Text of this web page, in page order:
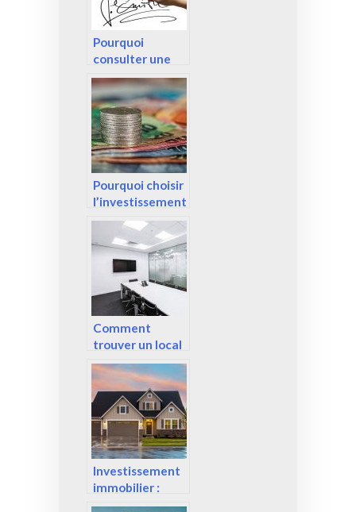
Pourquoi
consulter une
agence
immobilière
pour la vente de
votre logement
?
Pourquoi choisir
l’investissement
immobilier ?
Comment
trouver un local
pour son
entreprise ?
Investissement
immobilier :
Quels sont les